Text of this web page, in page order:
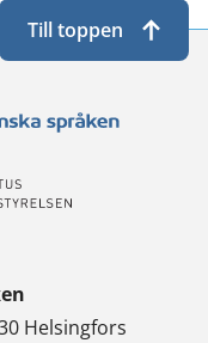
Helsingfors
Till toppen